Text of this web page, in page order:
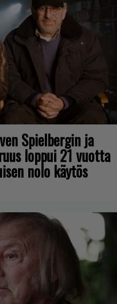
Spielbergin ja
loppui 21 vuotta
nolo käytös